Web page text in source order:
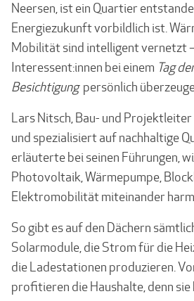
Neersen, ist ein Quartier
Energiezukunft vorbildlich ist.
Mobilität sind intelligent ver­netzt
Interessent:innen bei einem Tag
Besichtigung persönlich
Lars Nitsch, Bau- und
und spezialisiert auf nachhaltige
erläuterte bei seinen Führungen,
Photovoltaik, Wärmepumpe,
Elektromobilität miteinander
So gibt es auf den Dächern
Solarmodule, die Strom für die
die Ladestationen produzieren.
profitieren die Haushalte, denn sie